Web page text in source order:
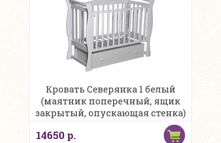
Кровать Северянка 1 белый
(маятник поперечный, ящик
закрытый, опускающая стенка)
14650 р.